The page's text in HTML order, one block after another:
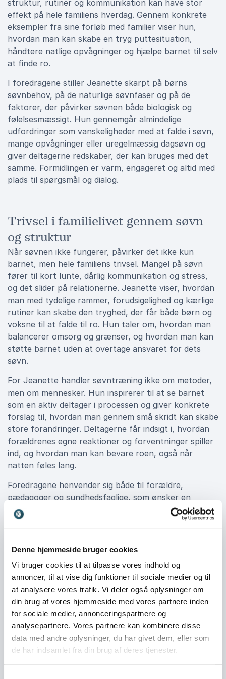
Denne hjemmeside bruger cookies
Vi bruger cookies til at tilpasse vores indhold og
annoncer, til at vise dig funktioner til sociale medier og til
at analysere vores trafik. Vi deler også oplysninger om
din brug af vores hjemmeside med vores partnere inden
for sociale medier, annonceringspartnere og
analysepartnere. Vores partnere kan kombinere disse
data med andre oplysninger, du har givet dem, eller som
de har indsamlet fra din brug af deres tjenester.
struktur, rutiner og kommunikation kan have stor
effekt på hele familiens hverdag. Gennem konkrete
eksempler fra sine forløb med familier viser hun,
hvordan man kan skabe en tryg puttesituation,
håndtere natlige opvågninger og hjælpe barnet til selv
at finde ro.
I foredragene stiller Jeanette skarpt på børns
søvnbehov, på de naturlige søvnfaser og på de
faktorer, der påvirker søvnen både biologisk og
følelsesmæssigt. Hun gennemgår almindelige
udfordringer som vanskeligheder med at falde i søvn,
mange opvågninger eller uregelmæssig dagsøvn og
giver deltagerne redskaber, der kan bruges med det
samme. Formidlingen er varm, engageret og altid med
plads til spørgsmål og dialog.
Trivsel i familielivet gennem søvn
og struktur
Når søvnen ikke fungerer, påvirker det ikke kun
barnet, men hele familiens trivsel. Mangel på søvn
fører til kort lunte, dårlig kommunikation og stress,
og det slider på relationerne. Jeanette viser, hvordan
man med tydelige rammer, forudsigelighed og kærlige
rutiner kan skabe den tryghed, der får både børn og
voksne til at falde til ro. Hun taler om, hvordan man
balancerer omsorg og grænser, og hvordan man kan
støtte barnet uden at overtage ansvaret for dets
søvn.
For Jeanette handler søvntræning ikke om metoder,
men om mennesker. Hun inspirerer til at se barnet
som en aktiv deltager i processen og giver konkrete
forslag til, hvordan man gennem små skridt kan skabe
store forandringer. Deltagerne får indsigt i, hvordan
forældrenes egne reaktioner og forventninger spiller
ind, og hvordan man kan bevare roen, også når
natten føles lang.
Foredragene henvender sig både til forældre,
pædagoger og sundhedsfaglige, som ønsker en
dybere forståelse af børns søvn og trivsel. For
institutioner og faggrupper giver Jeanette et
familier i udfordrende perioder og samtidig skabe en
Book Jeanette Wegge-Larsen til
jeres arrangement
Et foredrag med Jeanette Wegge-Larsen er både
opløftende og handlingsorienteret. Hun formår at
forene faglig indsigt med humor og ærlighed, så alle